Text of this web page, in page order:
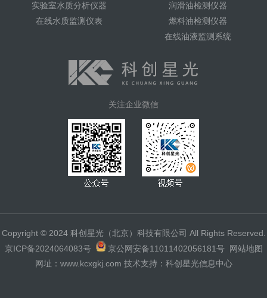
实验室水质分析仪器
在线水质监测仪表
润滑油检测仪器
燃料油检测仪器
在线油液监测系统
关注企业微信
Copyright © 2024 科创星光（北京）科技有限公司 All Rights Reserved.
京ICP备2024064083号
京公网安备11011402056181号
网站地图
网址：www.kcxgkj.com 技术支持：科创星光信息中心